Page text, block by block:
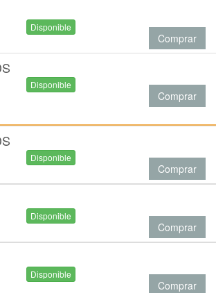
Disponible
Comprar
Disponible
Comprar
Disponible
Comprar
Disponible
Comprar
Disponible
Comprar